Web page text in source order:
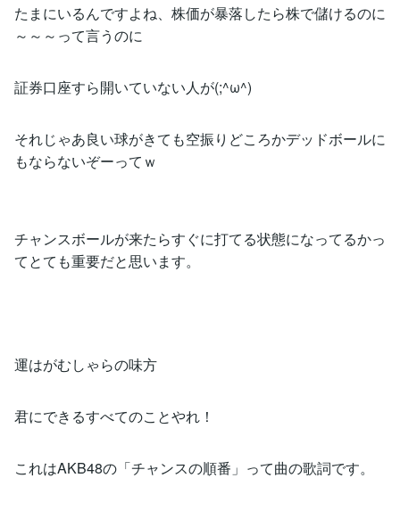
たまにいるんですよね、株価が暴落したら株で儲けるのに
～～～って言うのに
証券口座すら開いていない人が(;^ω^)
それじゃあ良い球がきても空振りどころかデッドボールに
もならないぞーってｗ
チャンスボールが来たらすぐに打てる状態になってるかっ
てとても重要だと思います。
運はがむしゃらの味方
君にできるすべてのことやれ！
これはAKB48の「チャンスの順番」って曲の歌詞です。